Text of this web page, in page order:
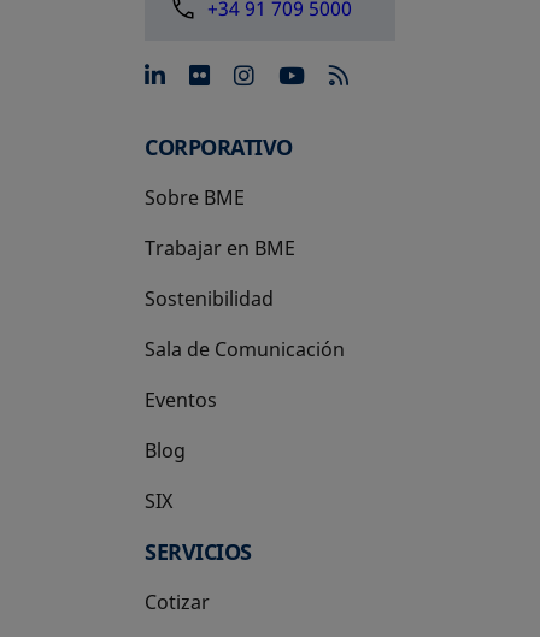
+34 91 709 5000
se abre en una pestaña
se abre en una pestaña
se abre en una
se abre en una
CORPORATIVO
Sobre BME
Trabajar en BME
Sostenibilidad
Sala de Comunicación
Eventos
Blog
SIX
se abre en una pestaña nueva
SERVICIOS
Cotizar